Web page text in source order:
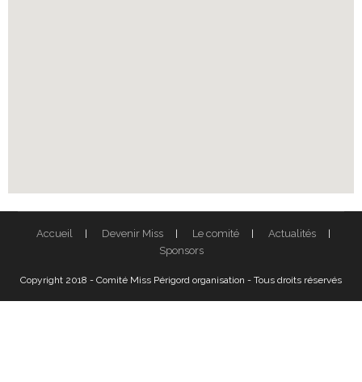
Accueil Devenir Miss Le comité
Actualités
Sponsors
Copyright 2018 - Comité Miss Périgord organisation - Tous droits réservés